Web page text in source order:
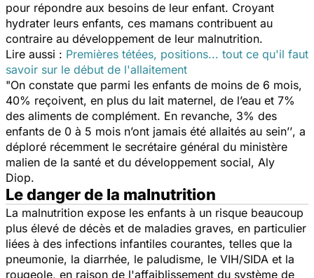
pour répondre aux besoins de leur enfant. Croyant
hydrater leurs enfants, ces mamans contribuent au
contraire au développement de leur malnutrition.
Lire aussi : Premières tétées, positions... tout ce qu'il faut
savoir sur le début de l'allaitement
"On constate que parmi les enfants de moins de 6 mois,
40% reçoivent, en plus du lait maternel, de l’eau et 7%
des aliments de complément. En revanche, 3% des
enfants de 0 à 5 mois n’ont jamais été allaités au sein’’, a
déploré récemment le secrétaire général du ministère
malien de la santé et du développement social, Aly
Diop.
Le danger de la malnutrition
La malnutrition expose les enfants à un risque beaucoup
plus élevé de décès et de maladies graves, en particulier
liées à des infections infantiles courantes, telles que la
pneumonie, la diarrhée, le paludisme, le VIH/SIDA et la
rougeole, en raison de l'affaiblissement du système de